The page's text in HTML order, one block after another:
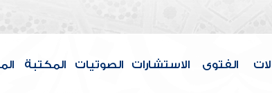
الفتوى الاستشارات الصوتيات المكتبة